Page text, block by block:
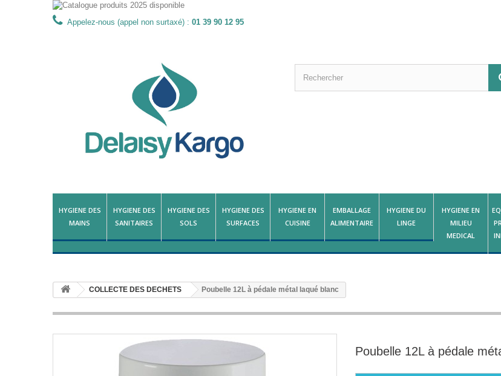
Appelez-nous (appel non surtaxé) : 01 39 90 12 95
HYGIENE DES
MAINS
HYGIENE DES
SANITAIRES
HYGIENE DES
SOLS
HYGIENE DES
SURFACES
HYGIENE EN
CUISINE
EMBALLAGE
ALIMENTAIRE
HYGIENE DU
LINGE
HYGIENE EN
MILIEU
MEDICAL
COLLECTE DES DECHETS Poubelle 12L à pédale métal laqué blanc
Poubelle 12L à pédale